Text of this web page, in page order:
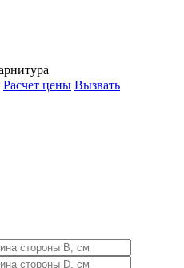
Расчет цены Вызвать